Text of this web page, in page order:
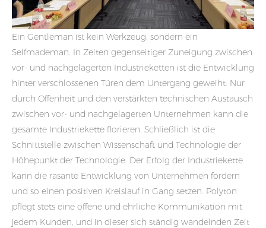
Ein Gentleman ist kein Werkzeug, sondern ein
Selfmademan. In Zeiten gegenseitiger Zuneigung zwischen
vor- und nachgelagerten Industrieketten ist die Entwicklung
hinter verschlossenen Türen dem Untergang geweiht. Nur
durch Offenheit und den verstärkten technischen Austausch
zwischen vor- und nachgelagerten Unternehmen kann die
gesamte Industriekette florieren. Schließlich ist die
Schnittstelle zwischen Wissenschaft und Technologie der
Höhepunkt der Technologie. Der Erfolg der Industriekette
kann die rasante Entwicklung von Unternehmen fördern
und so einen positiven Kreislauf in Gang setzen. Polyton
pflegt stets eine offene und ehrliche Kommunikation mit
jedem Kunden, und in dieser sich ständig wandelnden Zeit